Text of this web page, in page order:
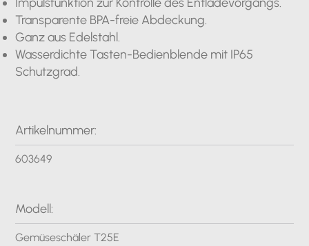
Transparente BPA-freie Abdeckung.
Ganz aus Edelstahl.
Wasserdichte Tasten-Bedienblende mit IP65
Schutzgrad.
Artikelnummer:
603649
Modell:
Gemüseschäler T25E